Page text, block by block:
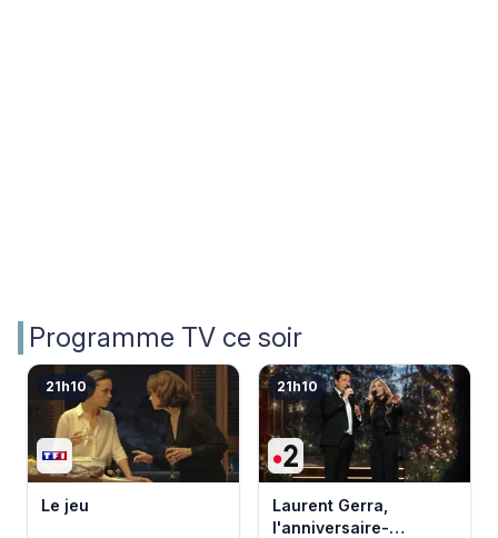
Programme TV ce soir
21h10
Le jeu
21h10
Laurent Gerra,
l'anniversaire-